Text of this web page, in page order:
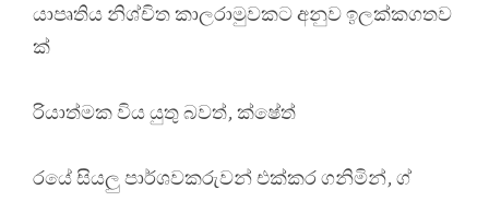
යාපෘතිය නිශ්චිත කාලරාමුවකට අනුව ඉලක්කගතව
ක්
රියාත්මක විය යුතු බවත්, ක්ෂේත්
රයේ සියලු පාර්ශවකරුවන් එක්කර ගනිමින්, ග්